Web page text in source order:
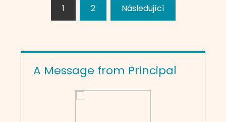
Stránkování
1 2 Následující
A Message from Principal